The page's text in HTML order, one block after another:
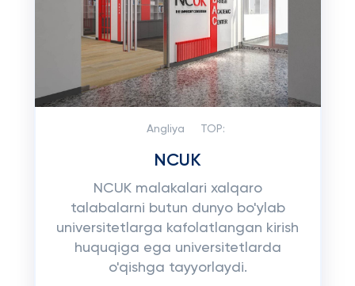
Angliya TOP:
NCUK
NCUK malakalari xalqaro
talabalarni butun dunyo bo'ylab
universitetlarga kafolatlangan kirish
huquqiga ega universitetlarda
o'qishga tayyorlaydi.